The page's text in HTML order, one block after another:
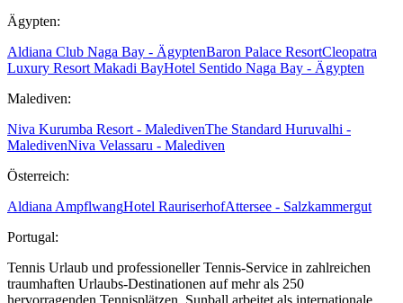
Ägypten:
Aldiana Club Naga Bay - ÄgyptenBaron Palace ResortCleopatra
Luxury Resort Makadi BayHotel Sentido Naga Bay - Ägypten
Malediven:
Niva Kurumba Resort - MaledivenThe Standard Huruvalhi -
MaledivenNiva Velassaru - Malediven
Österreich:
Aldiana AmpflwangHotel RauriserhofAttersee - Salzkammergut
Portugal:
Tennis Urlaub und professioneller Tennis-Service in zahlreichen
traumhaften Urlaubs-Destinationen auf mehr als 250